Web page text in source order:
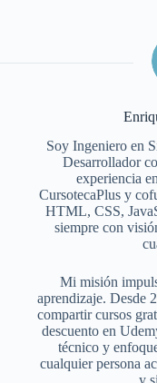
Soy Ingeniero en
Desarrollador
experiencia
CursotecaPlus y
HTML, CSS,
siempre con
Mi misión
aprendizaje. Desde
compartir cursos
descuento en
técnico y
cualquier persona